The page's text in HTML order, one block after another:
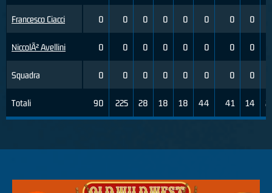
Francesco Ciacci
NiccolÃ² Avellini
Squadra
Totali
0 0 0 0 0 0 0 0
0 0 0 0 0 0 0 0
0 0 0 0 0 0 0 0
90 225 28 18 18 44 41 14